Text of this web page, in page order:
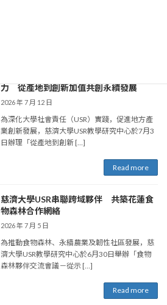
力 從產地到創新加值共創永續發展
2026 年 7 月 12 日
為深化大學社會責任（USR）實踐，促進地方產
業創新發展，慈濟大學USR教學研究中心於7月3
日辦理「從產地到創新 […]
Read more
慈濟大學USR串聯跨域夥伴 共築花蓮食
物森林合作網絡
2026 年 7 月 5 日
為推動食物森林、永續農業及韌性社區發展，慈
濟大學USR教學研究中心於6月30日舉辦「食物
森林夥伴交流會議－從示 […]
Read more